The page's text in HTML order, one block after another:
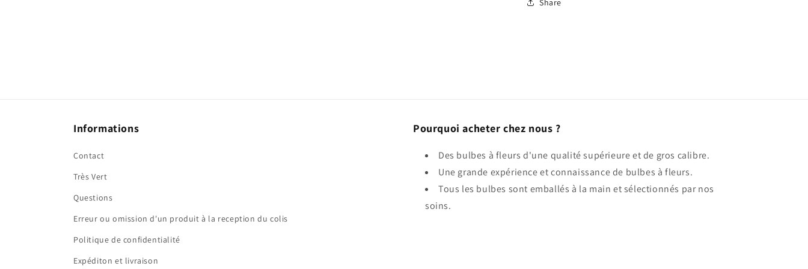
Informations
Contact
Très Vert
Questions
Erreur ou omission d'un produit à la reception du colis
Politique de confidentialité
Expéditon et livraison
Pourquoi acheter chez nous ?
Des bulbes à fleurs d'une qualité supérieure et de gros calibre.
Une grande expérience et connaissance de bulbes à fleurs.
Tous les bulbes sont emballés à la main et sélectionnés par nos
soins.